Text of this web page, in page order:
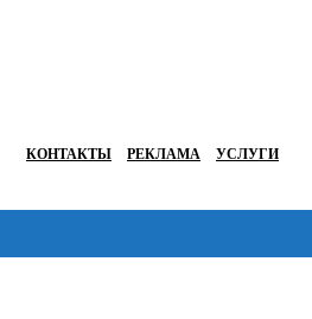
КОНТАКТЫ РЕКЛАМА УСЛУГИ